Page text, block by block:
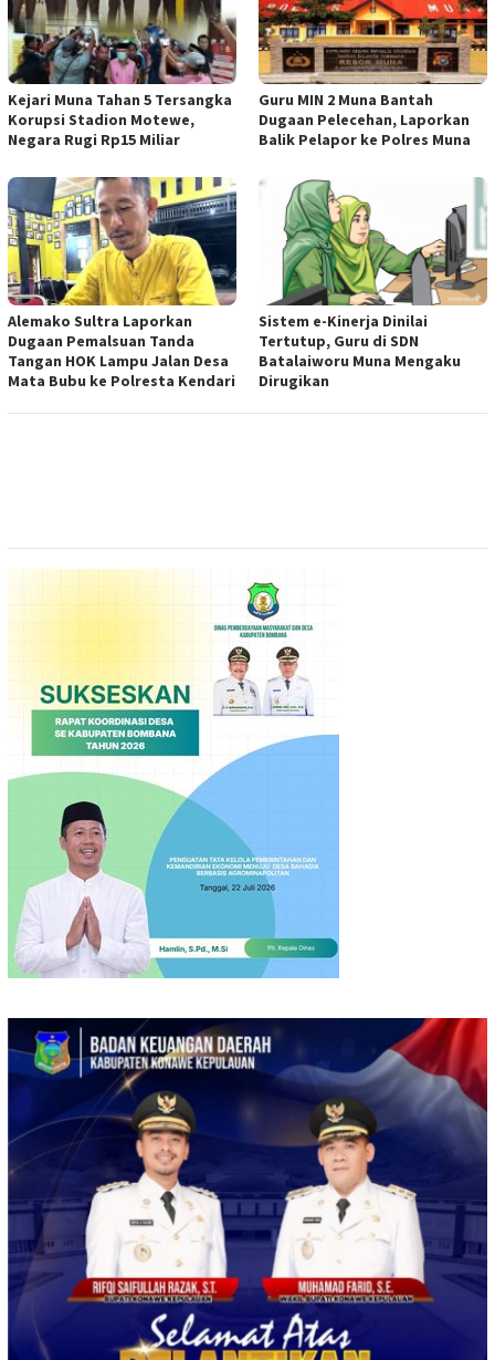
Kejari Muna Tahan 5 Tersangka
Korupsi Stadion Motewe,
Negara Rugi Rp15 Miliar
Guru MIN 2 Muna Bantah
Dugaan Pelecehan, Laporkan
Balik Pelapor ke Polres Muna
Alemako Sultra Laporkan
Dugaan Pemalsuan Tanda
Tangan HOK Lampu Jalan Desa
Mata Bubu ke Polresta Kendari
Sistem e-Kinerja Dinilai
Tertutup, Guru di SDN
Batalaiworu Muna Mengaku
Dirugikan